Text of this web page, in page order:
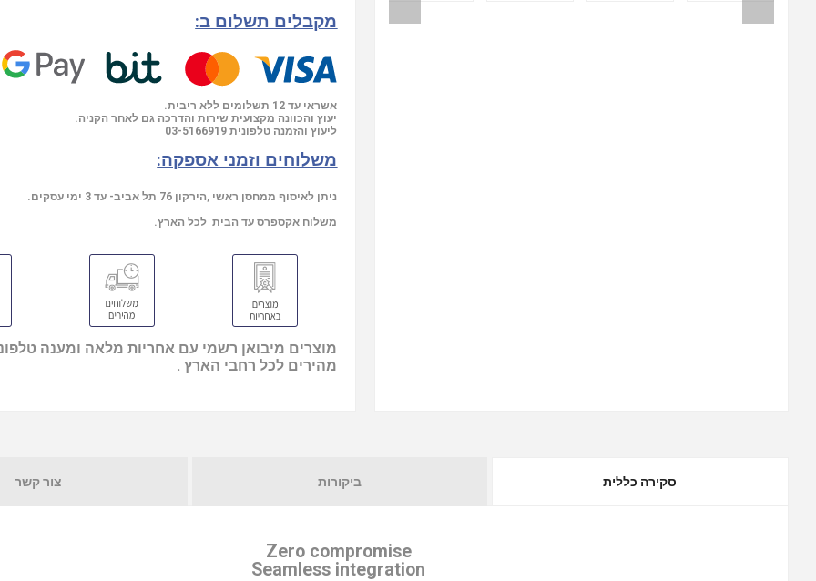
מקבלים תשלום ב:
אשראי עד 12 תשלומים ללא ריבית.
יעוץ והכוונה מקצועית שירות והדרכה גם לאחר הקניה.
ליעוץ והזמנה טלפונית 03-5166919
משלוחים וזמני אספקה:
ניתן לאיסוף ממחסן ראשי ,הירקון 76 תל אביב- עד 3 ימי עסקים.
משלוח אקספרס עד הבית לכל הארץ.
מוצרים מיבואן רשמי עם אחריות מלאה ומענה
מהירים לכל רחבי הארץ .
סקירה כללית ביקורות צור קשר
Zero compromise
Seamless integration